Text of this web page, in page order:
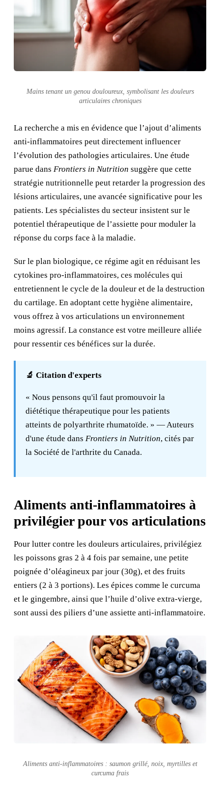
Mains tenant un genou douloureux, symbolisant les douleurs
articulaires chroniques
La recherche a mis en évidence que l’ajout d’aliments
anti-inflammatoires peut directement influencer
l’évolution des pathologies articulaires. Une étude
parue dans Frontiers in Nutrition suggère que cette
stratégie nutritionnelle peut retarder la progression des
lésions articulaires, une avancée significative pour les
patients. Les spécialistes du secteur insistent sur le
potentiel thérapeutique de l’assiette pour moduler la
réponse du corps face à la maladie.
Sur le plan biologique, ce régime agit en réduisant les
cytokines pro-inflammatoires, ces molécules qui
entretiennent le cycle de la douleur et de la destruction
du cartilage. En adoptant cette hygiène alimentaire,
vous offrez à vos articulations un environnement
moins agressif. La constance est votre meilleure alliée
pour ressentir ces bénéfices sur la durée.
🔬 Citation d'experts
« Nous pensons qu'il faut promouvoir la
diététique thérapeutique pour les patients
atteints de polyarthrite rhumatoïde. » — Auteurs
d'une étude dans Frontiers in Nutrition, cités par
la Société de l'arthrite du Canada.
Aliments anti-inflammatoires à
privilégier pour vos articulations
Pour lutter contre les douleurs articulaires, privilégiez
les poissons gras 2 à 4 fois par semaine, une petite
poignée d’oléagineux par jour (30g), et des fruits
entiers (2 à 3 portions). Les épices comme le curcuma
et le gingembre, ainsi que l’huile d’olive extra-vierge,
sont aussi des piliers d’une assiette anti-inflammatoire.
Aliments anti-inflammatoires : saumon grillé, noix, myrtilles et
curcuma frais